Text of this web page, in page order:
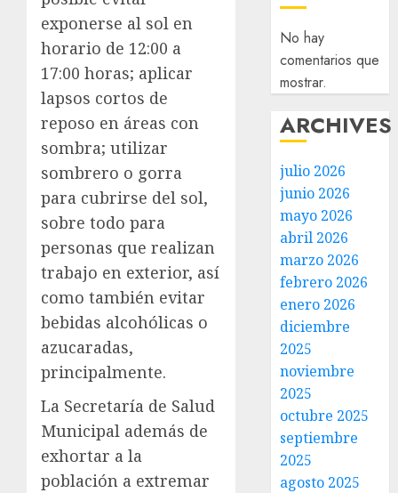
exponerse al sol en
horario de 12:00 a
17:00 horas; aplicar
lapsos cortos de
reposo en áreas con
sombra; utilizar
sombrero o gorra
para cubrirse del sol,
sobre todo para
personas que realizan
trabajo en exterior, así
como también evitar
bebidas alcohólicas o
azucaradas,
principalmente.
La Secretaría de Salud
Municipal además de
exhortar a la
población a extremar
No hay
comentarios que
mostrar.
ARCHIVES
julio 2026
junio 2026
mayo 2026
abril 2026
marzo 2026
febrero 2026
enero 2026
diciembre
2025
noviembre
2025
octubre 2025
septiembre
2025
agosto 2025